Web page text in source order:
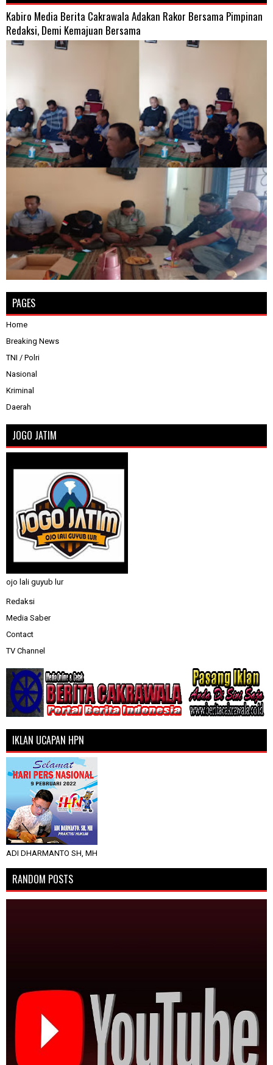
Kabiro Media Berita Cakrawala Adakan Rakor Bersama Pimpinan
Redaksi, Demi Kemajuan Bersama
PAGES
Home
Breaking News
TNI / Polri
Nasional
Kriminal
Daerah
JOGO JATIM
ojo lali guyub lur
Redaksi
Media Saber
Contact
TV Channel
IKLAN UCAPAN HPN
ADI DHARMANTO SH, MH
RANDOM POSTS